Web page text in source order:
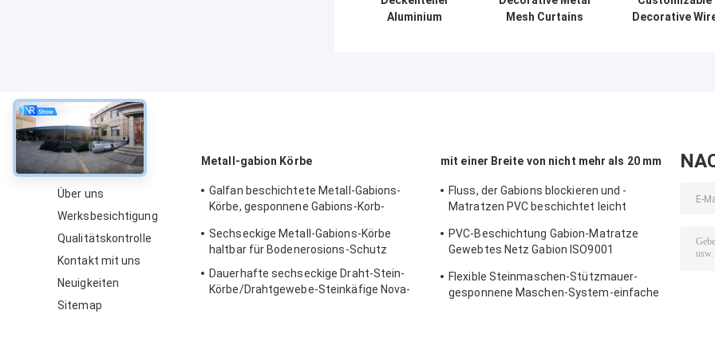
Aluminium
Mesh Curtains
Decorative
über
Über uns
Werksbesichtigung
Qualitätskontrolle
Kontakt mit uns
Neuigkeiten
Sitemap
Metall-gabion Körbe
Galfan beschichtete Metall-Gabions-
Körbe, gesponnene Gabions-Korb-
Sechseckige Metall-Gabions-Körbe
haltbar für Bodenerosions-Schutz
Dauerhafte sechseckige Draht-Stein-
Körbe/Drahtgewebe-Steinkäfige Nova-
mit einer Breite von nicht mehr als 20 mm
Fluss, der Gabions blockieren und -
Matratzen PVC beschichtet leicht
PVC-Beschichtung Gabion-Matratze
Gewebtes Netz Gabion ISO9001
Körbe Matratze
Flexible Steinmaschen-Stützmauer-
gesponnene Maschen-System-einfache